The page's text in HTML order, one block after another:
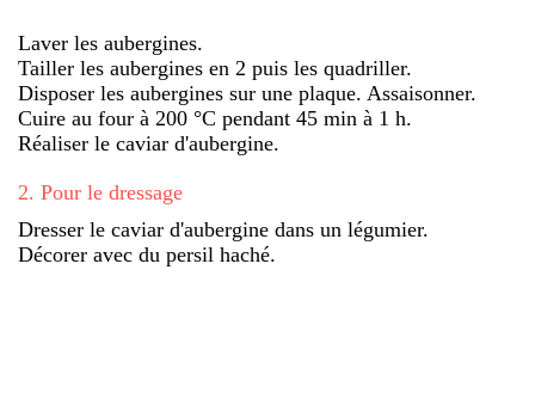
Laver les aubergines.
Tailler les aubergines en 2 puis les quadriller.
Disposer les aubergines sur une plaque. Assaisonner.
Cuire au four à 200 °C pendant 45 min à 1 h.
Réaliser le caviar d'aubergine.
2. Pour le dressage
Dresser le caviar d'aubergine dans un légumier.
Décorer avec du persil haché.